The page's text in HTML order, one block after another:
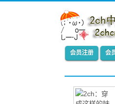
会员注册 会